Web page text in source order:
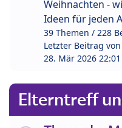
Weihnachten -
Ideen für jeden
39 Themen / 228
Letzter Beitrag von
28. Mär 2026 22:01
Elterntreff